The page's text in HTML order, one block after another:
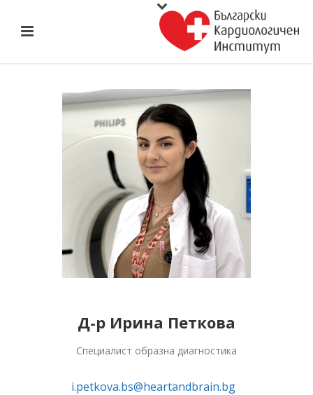
Д-р Ирина Петкова
Специалист образна диагностика
i.petkova.bs@heartandbrain.bg